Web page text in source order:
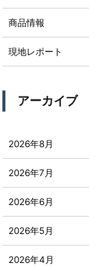
商品情報
現地レポート
アーカイブ
2026年8月
2026年7月
2026年6月
2026年5月
2026年4月